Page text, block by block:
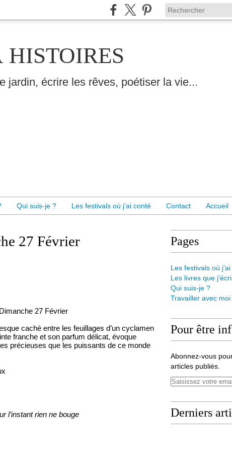
HISTOIRES
jardin, écrire les rêves, poétiser la vie...
Qui suis-je ? Les festivals où j'ai conté Contact Accueil
27 Février
27 Février
caché entre les feuillages d’un cyclamen
franche et son parfum délicat, évoque
précieuses que les puissants de ce monde
l’instant rien ne bouge
Pages
Les festivals où
Les livres que
Qui suis-je ?
Travailler avec moi
Pour être
Abonnez-vous
articles publiés.
Derniers